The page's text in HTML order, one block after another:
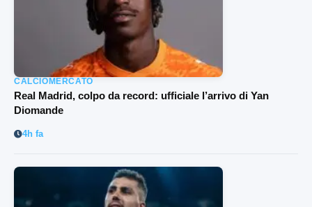
CALCIOMERCATO
Real Madrid, colpo da record: ufficiale l’arrivo di Yan
Diomande
4h fa